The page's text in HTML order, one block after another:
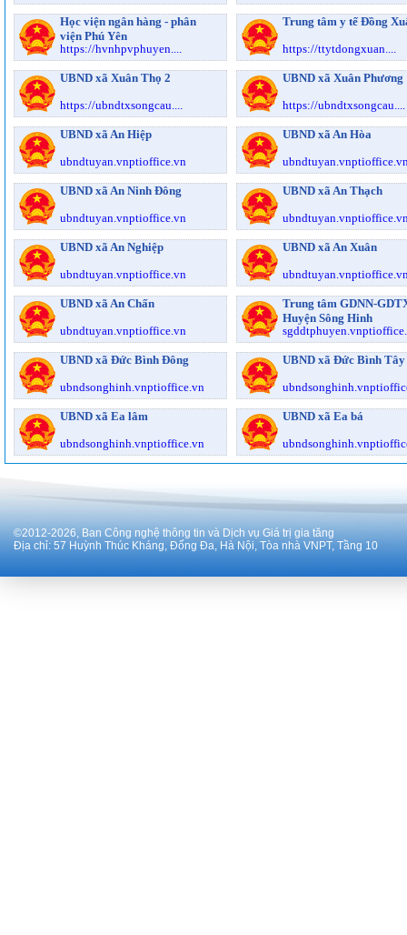
Học viện ngân hàng - phân
viện Phú Yên
https://hvnhpvphuyen....
Trung tâm y tế Đồng
https://ttytdongxuan....
UBND xã Xuân Thọ 2
https://ubndtxsongcau....
UBND xã Xuân Phương
https://ubndtxsongcau....
UBND xã An Hiệp
ubndtuyan.vnptioffice.vn
UBND xã An Hòa
UBND xã An Ninh Đông
ubndtuyan.vnptioffice.vn
UBND xã An Thạch
UBND xã An Nghiệp
ubndtuyan.vnptioffice.vn
UBND xã An Xuân
UBND xã An Chấn
ubndtuyan.vnptioffice.vn
Trung tâm GDNN-
Huyện Sông Hinh
UBND xã Đức Bình Đông
ubndsonghinh.vnptioffice.vn
UBND xã Đức Bình Tây
UBND xã Ea lâm
ubndsonghinh.vnptioffice.vn
UBND xã Ea bá
©2012-2026, Ban Công nghệ thông tin và Dịch vụ Giá trị gia tăng
Địa chỉ: 57 Huỳnh Thúc Kháng, Đống Đa, Hà Nội, Tòa nhà VNPT, Tầng 10